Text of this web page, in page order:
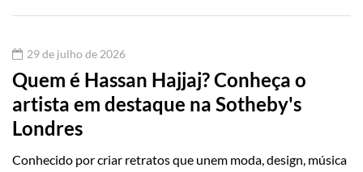
29 de julho de 2026
Quem é Hassan Hajjaj? Conheça o
artista em destaque na Sotheby's
Londres
Conhecido por criar retratos que unem moda, design, música